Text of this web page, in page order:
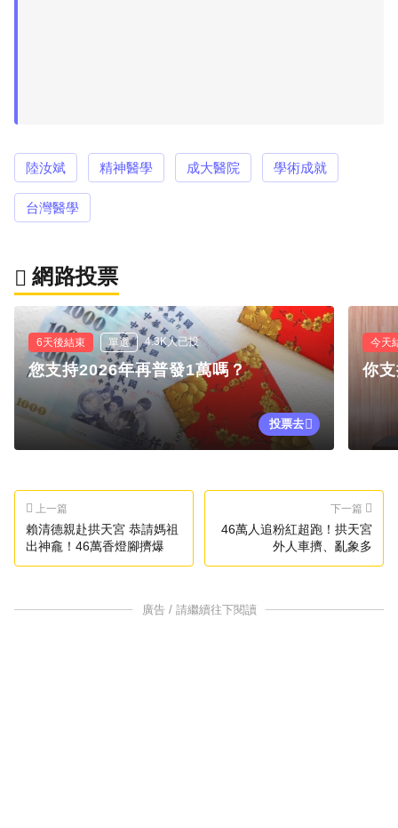
陸汝斌 精神醫學 成大醫院 學術成就
台灣醫學
網路投票
6天後結束 單選 4.3K人已投
您支持2026年再普發1萬嗎？
投票去
今天
你
上一篇
賴清德親赴拱天宮 恭請媽祖
出神龕！46萬香燈腳擠爆
下一篇
46萬人追粉紅超跑！拱天宮
外人車擠、亂象多
廣告 / 請繼續往下閱讀